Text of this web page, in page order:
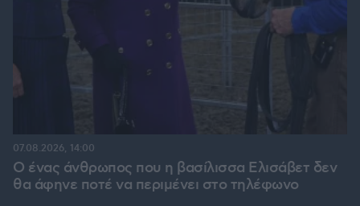
Ο ένας άνθρωπος που η βασίλισσα Ελισάβετ δεν
θα άφηνε ποτέ να περιμένει στο τηλέφωνο
07.08.2026, 14:00